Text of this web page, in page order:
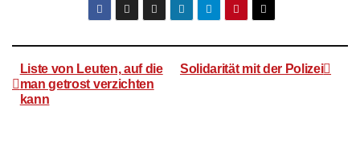
Solidarität mit der Polizei
Liste von Leuten, auf die
man getrost verzichten
kann